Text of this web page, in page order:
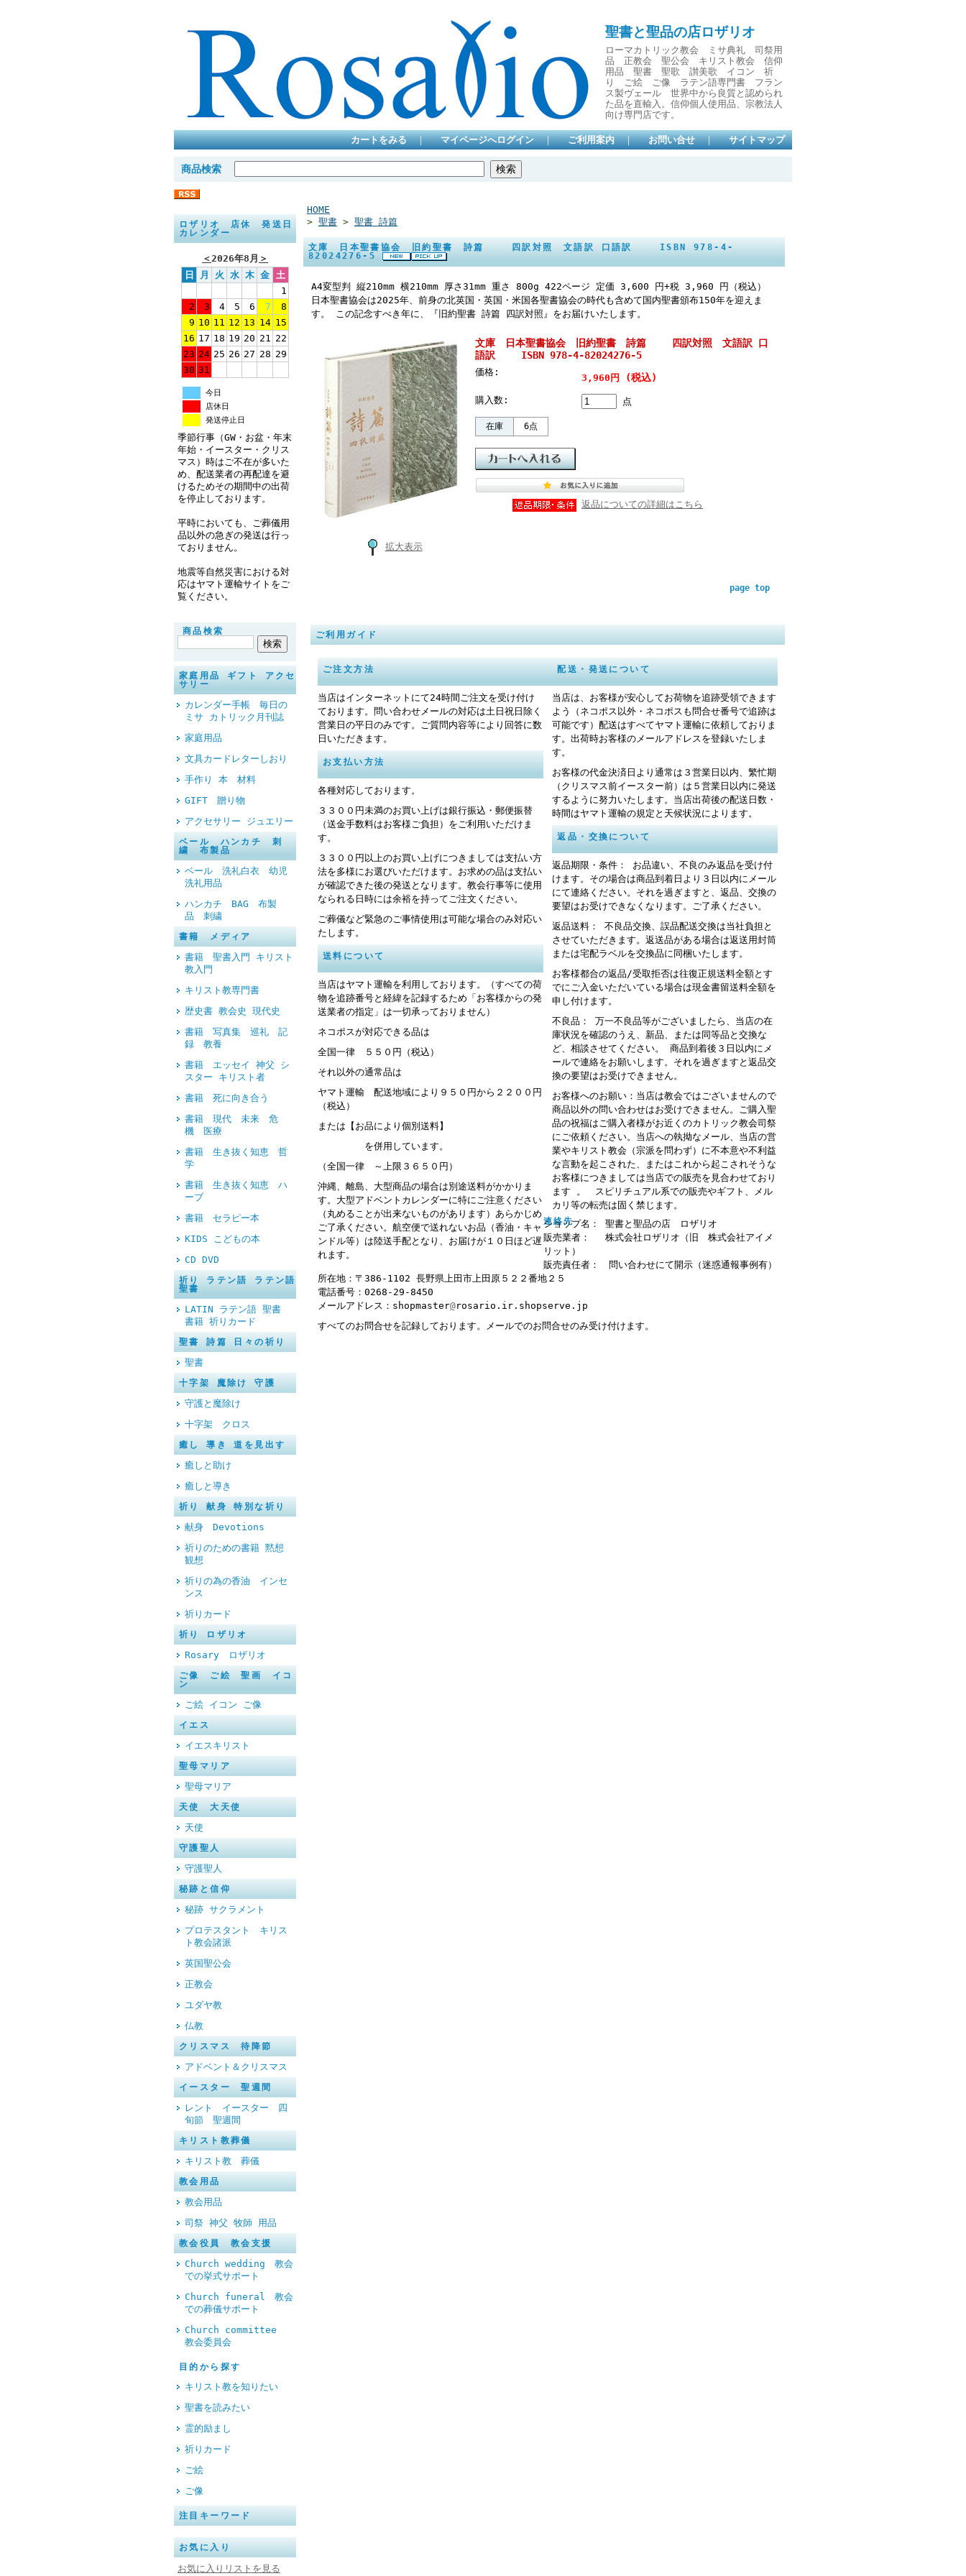
聖書と聖品の店ロザリオ
ローマカトリック教会 ミサ典礼 司祭用
品 正教会 聖公会 キリスト教会 信仰
用品 聖書 聖歌 讃美歌 イコン 祈
り ご絵 ご像 ラテン語専門書 フラン
ス製ヴェール 世界中から良質と認められ
た品を直輸入。信仰個人使用品、宗教法人
向け専門店です。
カートをみる ｜ マイページへログイン ｜ ご利用案内 ｜ お問い合せ ｜ サイトマップ
商品検索
ロザリオ 店休 発送日
カレンダー
＜2026年8月 ＞
日
月 火 水 木 金 土
1
2
3 4 5 6 7
8
9 10 11 12 13 14 15
16 17 18 19 20 21 22
23 24 25 26 27 28 29
30 31
今日
店休日
発送停止日
季節行事（GW・お盆・年末
年始・イースター・クリス
マス）時はご不在が多いた
め、配送業者の再配達を避
けるためその期間中の出荷
を停止しております。
平時においても、ご葬儀用
品以外の急ぎの発送は行っ
ておりません。
地震等自然災害における対
応はヤマト運輸サイトをご
覧ください。
商品検索
家庭用品 ギフト アクセ
サリー
カレンダー手帳 毎日の
ミサ カトリック月刊誌
家庭用品
文具カードレターしおり
手作り 本 材料
GIFT 贈り物
アクセサリー ジュエリー
ベール ハンカチ 刺
繍 布製品
ベール 洗礼白衣 幼児
洗礼用品
ハンカチ BAG 布製
品 刺繍
書籍 メディア
書籍 聖書入門 キリスト
教入門
キリスト教専門書
歴史書 教会史 現代史
書籍 写真集 巡礼 記
録 教養
書籍 エッセイ 神父 シ
スター キリスト者
書籍 死に向き合う
書籍 現代 未来 危
機 医療
書籍 生き抜く知恵 哲
学
書籍 生き抜く知恵 ハ
ーブ
書籍 セラピー本
KIDS こどもの本
CD DVD
祈り ラテン語 ラテン語
聖書
LATIN ラテン語 聖書
書籍 祈りカード
聖書 詩篇 日々の祈り
聖書
十字架 魔除け 守護
守護と魔除け
十字架 クロス
癒し 導き 道を見出す
癒しと助け
癒しと導き
祈り 献身 特別な祈り
献身 Devotions
祈りのための書籍 黙想
観想
祈りの為の香油 インセ
ンス
祈りカード
祈り ロザリオ
Rosary ロザリオ
ご像 ご絵 聖画 イコ
ン
ご絵 イコン ご像
イエス
イエスキリスト
聖母マリア
聖母マリア
天使 大天使
天使
守護聖人
守護聖人
秘跡と信仰
秘跡 サクラメント
プロテスタント キリス
ト教会諸派
英国聖公会
正教会
ユダヤ教
仏教
クリスマス 待降節
アドベント＆クリスマス
イースター 聖週間
レント イースター 四
旬節 聖週間
キリスト教葬儀
キリスト教 葬儀
教会用品
教会用品
司祭 神父 牧師 用品
教会役員 教会支援
Church wedding 教会
での挙式サポート
Church funeral 教会
での葬儀サポート
Church committee
教会委員会
目的から探す
キリスト教を知りたい
聖書を読みたい
霊的励まし
祈りカード
ご絵
ご像
注目キーワード
お気に入り
お気に入りリストを見る
HOME
> 聖書 > 聖書 詩篇
文庫 日本聖書協会 旧約聖書 詩篇 四訳対照 文語訳 口語訳 ISBN 978-4-
82024276-5
A4変型判 縦210mm 横210mm 厚さ31mm 重さ 800g 422ページ 定価 3,600 円+税 3,960 円（税込）
日本聖書協会は2025年、前身の北英国・英国・米国各聖書協会の時代も含めて国内聖書頒布150年を迎えま
す。 この記念すべき年に、『旧約聖書 詩篇 四訳対照』をお届けいたします。
拡大表示
文庫 日本聖書協会 旧約聖書 詩篇 四訳対照 文語訳 口
語訳 ISBN 978-4-82024276-5
価格:
3,960円 (税込)
購入数: 点
在庫 6点
返品についての詳細はこちら
page top
ご利用ガイド
ご注文方法
当店はインターネットにて24時間ご注文を受け付け
ております。問い合わせメールの対応は土日祝日除く
営業日の平日のみです。ご質問内容等により回答に数
日いただきます。
お支払い方法
各種対応しております。
３３００円未満のお買い上げは銀行振込・郵便振替
（送金手数料はお客様ご負担）をご利用いただけま
す。
３３００円以上のお買い上げにつきましては支払い方
法を多様にお選びいただけます。お求めの品は支払い
が確認できた後の発送となります。教会行事等に使用
なられる日時には余裕を持ってご注文ください。
ご葬儀など緊急のご事情使用は可能な場合のみ対応い
たします。
送料について
当店はヤマト運輸を利用しております。（すべての荷
物を追跡番号と経緯を記録するため「お客様からの発
送業者の指定」は一切承っておりません）
ネコポスが対応できる品は
全国一律 ５５０円（税込）
それ以外の通常品は
ヤマト運輸 配送地域により９５０円から２２００円
（税込）
または【お品により個別送料】
を併用しています。
（全国一律 ～上限３６５０円）
沖縄、離島、大型商品の場合は別途送料がかかりま
す。大型アドベントカレンダーに特にご注意ください
（丸めることが出来ないものがあります）あらかじめ
ご了承ください。航空便で送れないお品（香油・キャ
ンドル等）は陸送手配となり、お届けが１０日ほど遅
れます。
配送・発送について
当店は、お客様が安心してお荷物を追跡受領できます
よう（ネコポス以外・ネコポスも問合せ番号で追跡は
可能です）配送はすべてヤマト運輸に依頼しておりま
す。出荷時お客様のメールアドレスを登録いたしま
す。
お客様の代金決済日より通常は３営業日以内、繁忙期
（クリスマス前イースター前）は５営業日以内に発送
するように努力いたします。当店出荷後の配送日数・
時間はヤマト運輸の規定と天候状況によります。
返品・交換について
返品期限・条件： お品違い、不良のみ返品を受け付
けます。その場合は商品到着日より３日以内にメール
にて連絡ください。それを過ぎますと、返品、交換の
要望はお受けできなくなります。ご了承ください。
返品送料： 不良品交換、誤品配送交換は当社負担と
させていただきます。返送品がある場合は返送用封筒
または宅配ラベルを交換品に同梱いたします。
お客様都合の返品/受取拒否は往復正規送料全額とす
でにご入金いただいている場合は現金書留送料全額を
申し付けます。
不良品： 万一不良品等がございましたら、当店の在
庫状況を確認のうえ、新品、または同等品と交換な
ど、相談させてください。 商品到着後３日以内にメ
ールで連絡をお願いします。それを過ぎますと返品交
換の要望はお受けできません。
お客様へのお願い：当店は教会ではございませんので
商品以外の問い合わせはお受けできません。ご購入聖
品の祝福はご購入者様がお近くのカトリック教会司祭
にご依頼ください。当店への執拗なメール、当店の営
業やキリスト教会（宗派を問わず）に不本意や不利益
な言動を起こされた、またはこれから起こされそうな
お客様につきましては当店での販売を見合わせており
ます 。 スピリチュアル系での販売やギフト、メル
カリ等の転売は固く禁じます。
連絡先
ショップ名： 聖書と聖品の店 ロザリオ
販売業者： 株式会社ロザリオ（旧 株式会社アイメ
リット）
販売責任者： 問い合わせにて開示（迷惑通報事例有）
所在地：〒386-1102 長野県上田市上田原５２２番地２５
電話番号：0268-29-8450
メールアドレス：shopmaster@rosario.ir.shopserve.jp
すべてのお問合せを記録しております。メールでのお問合せのみ受け付けます。